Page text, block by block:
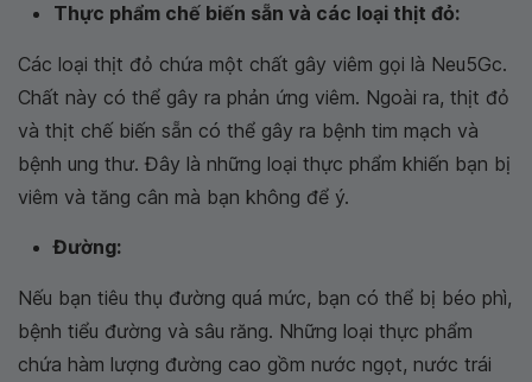
Thực phẩm chế biến sẵn và các loại thịt đỏ:
Các loại thịt đỏ chứa một chất gây viêm gọi là Neu5Gc.
Chất này có thể gây ra phản ứng viêm. Ngoài ra, thịt đỏ
và thịt chế biến sẵn có thể gây ra bệnh tim mạch và
bệnh ung thư. Đây là những loại thực phẩm khiến bạn bị
viêm và tăng cân mà bạn không để ý.
Đường:
Nếu bạn tiêu thụ đường quá mức, bạn có thể bị béo phì,
bệnh tiểu đường và sâu răng. Những loại thực phẩm
chứa hàm lượng đường cao gồm nước ngọt, nước trái